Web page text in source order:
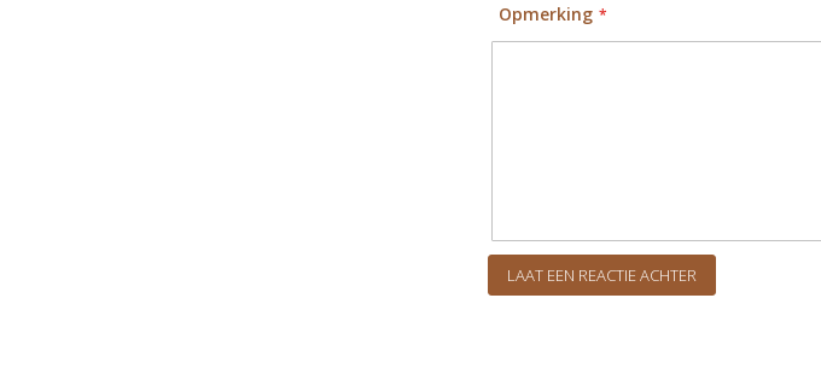
Opmerking
LAAT EEN REACTIE ACHTER